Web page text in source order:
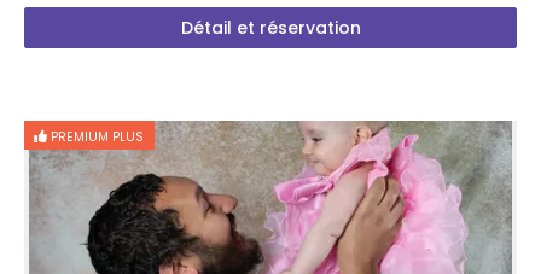
Détail et réservation
PREMIUM PLUS